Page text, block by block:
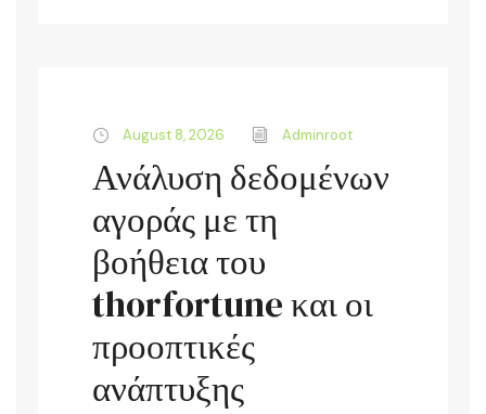
August 8, 2026 Adminroot
Ανάλυση δεδομένων
αγοράς με τη
βοήθεια του
thorfortune και οι
προοπτικές
ανάπτυξης